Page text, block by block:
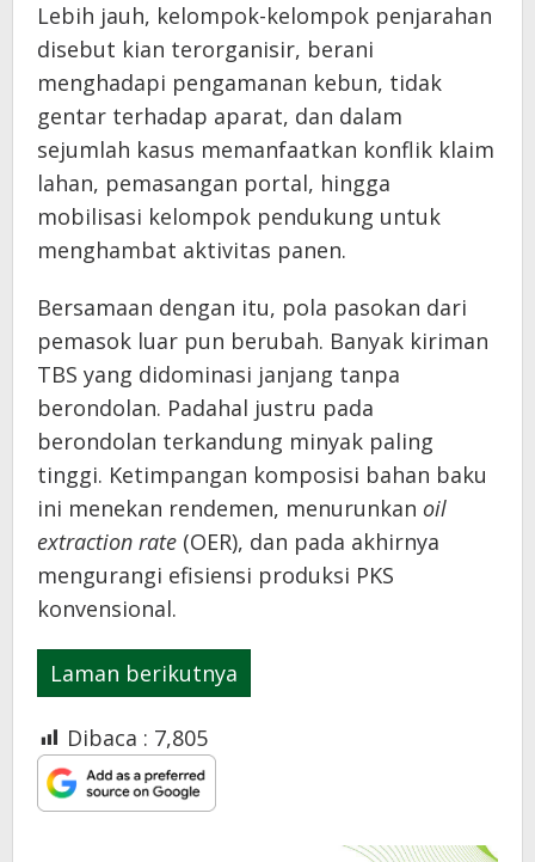
Lebih jauh, kelompok-kelompok penjarahan
disebut kian terorganisir, berani
menghadapi pengamanan kebun, tidak
gentar terhadap aparat, dan dalam
sejumlah kasus memanfaatkan konflik klaim
lahan, pemasangan portal, hingga
mobilisasi kelompok pendukung untuk
menghambat aktivitas panen.
Bersamaan dengan itu, pola pasokan dari
pemasok luar pun berubah. Banyak kiriman
TBS yang didominasi janjang tanpa
berondolan. Padahal justru pada
berondolan terkandung minyak paling
tinggi. Ketimpangan komposisi bahan baku
ini menekan rendemen, menurunkan oil
extraction rate (OER), dan pada akhirnya
mengurangi efisiensi produksi PKS
konvensional.
Laman berikutnya
Dibaca : 7,805